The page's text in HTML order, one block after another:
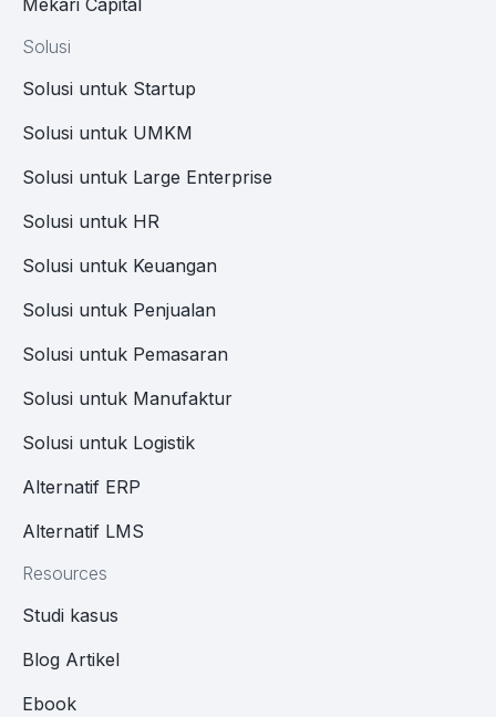
Mekari Capital
Solusi
Solusi untuk Startup
Solusi untuk UMKM
Solusi untuk Large Enterprise
Solusi untuk HR
Solusi untuk Keuangan
Solusi untuk Penjualan
Solusi untuk Pemasaran
Solusi untuk Manufaktur
Solusi untuk Logistik
Alternatif ERP
Alternatif LMS
Resources
Studi kasus
Blog Artikel
Ebook